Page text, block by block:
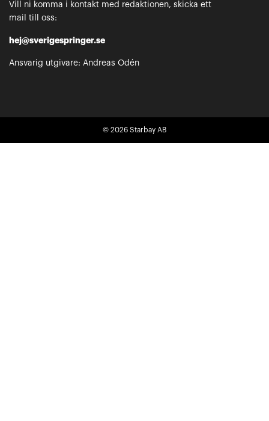
Vill ni komma i kontakt med redaktionen, skicka ett
mail till oss:
hej@sverigespringer.se
Ansvarig utgivare: Andreas Odén
© 2026 Starbay AB